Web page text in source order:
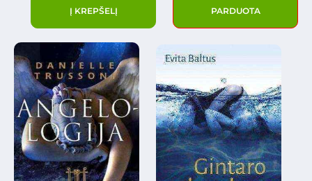
Į KREPŠELĮ PARDUOTA